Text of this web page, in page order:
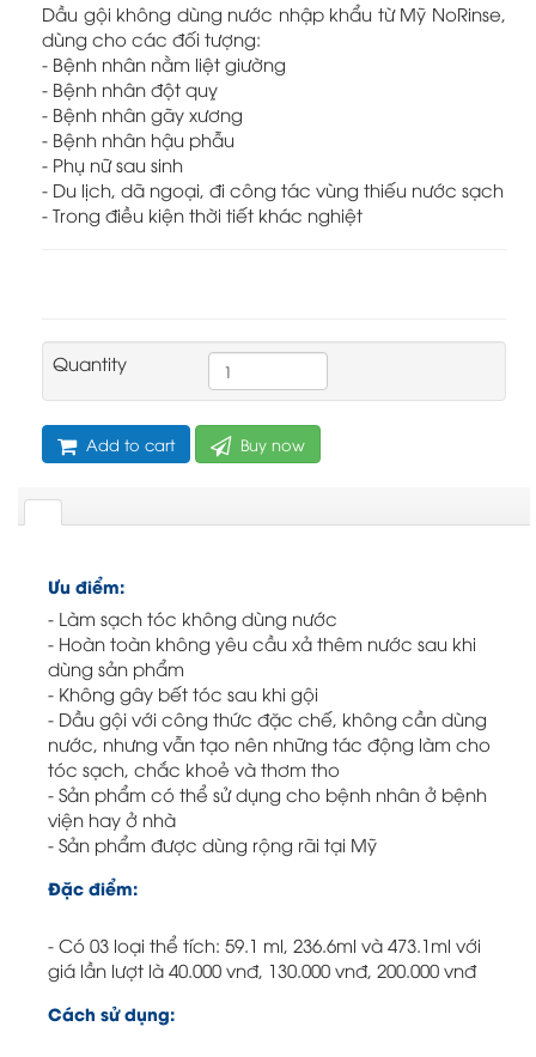
Dầu gội không dùng nước nhập khẩu từ Mỹ NoRinse,
dùng cho các đối tượng:
- Bệnh nhân nằm liệt giường
- Bệnh nhân đột quỵ
- Bệnh nhân gãy xương
- Bệnh nhân hậu phẫu
- Phụ nữ sau sinh
- Du lịch, dã ngoại, đi công tác vùng thiếu nước sạch
- Trong điều kiện thời tiết khác nghiệt
Quantity
Add to cart Buy now
Ưu điểm:
- Làm sạch tóc không dùng nước
- Hoàn toàn không yêu cầu xả thêm nước sau khi
dùng sản phẩm
- Không gây bết tóc sau khi gội
- Dầu gội với công thức đặc chế, không cần dùng
nước, nhưng vẫn tạo nên những tác động làm cho
tóc sạch, chắc khoẻ và thơm tho
- Sản phẩm có thể sử dụng cho bệnh nhân ở bệnh
viện hay ở nhà
- Sản phẩm được dùng rộng rãi tại Mỹ
Đặc điểm:
- Có 03 loại thể tích: 59.1 ml, 236.6ml và 473.1ml với
giá lần lượt là 40.000 vnđ, 130.000 vnđ, 200.000 vnđ
Cách sử dụng: